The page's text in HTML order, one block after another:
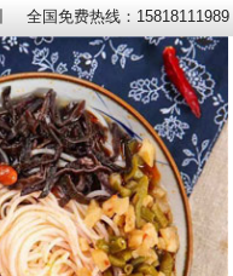
全国免费热线：15818111989